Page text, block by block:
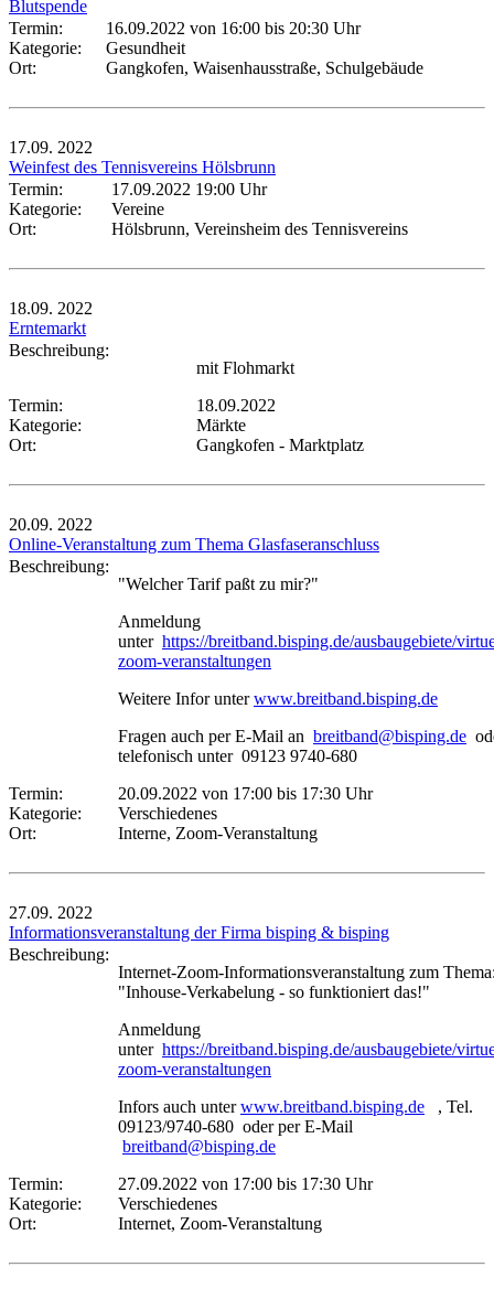
Blutspende
Termin:
16.09.2022 von 16:00 bis 20:30 Uhr
Kategorie:
Gesundheit
Ort:
Gangkofen, Waisenhausstraße, Schulgebäude
17.09. 2022
Weinfest des Tennisvereins Hölsbrunn
Termin:
17.09.2022 19:00 Uhr
Kategorie:
Vereine
Ort:
Hölsbrunn, Vereinsheim des Tennisvereins
18.09. 2022
Erntemarkt
Beschreibung:
mit Flohmarkt
Termin:
18.09.2022
Kategorie:
Märkte
Ort:
Gangkofen - Marktplatz
20.09. 2022
Online-Veranstaltung zum Thema Glasfaseranschluss
Beschreibung:
"Welcher Tarif paßt zu mir?"
Anmeldung
unter https://breitband.bisping.de/ausbaugebiete/
zoom-veranstaltungen
Weitere Infor unterwww.breitband.bisping.de
Fragen auch per E-Mail an breitband@bisping.de
telefonisch unter 09123 9740-680
Termin:
20.09.2022 von 17:00 bis 17:30 Uhr
Kategorie:
Verschiedenes
Ort:
Interne, Zoom-Veranstaltung
27.09. 2022
Informationsveranstaltung der Firma bisping & bisping
Beschreibung:
Internet-Zoom-Informationsveranstaltung zum
"Inhouse-Verkabelung - so funktioniert das!"
Anmeldung
unter https://breitband.bisping.de/ausbaugebiete/
zoom-veranstaltungen
Infors auch unterwww.breitband.bisping.de , Tel.
09123/9740-680 oder per E-Mail
breitband@bisping.de
Termin:
27.09.2022 von 17:00 bis 17:30 Uhr
Kategorie:
Verschiedenes
Ort:
Internet, Zoom-Veranstaltung